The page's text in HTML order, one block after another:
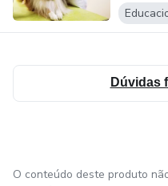
PET S...
Dúvidas
O conteúdo deste produto